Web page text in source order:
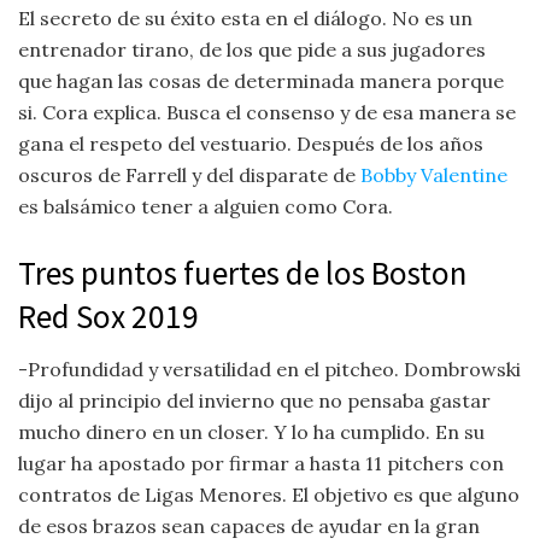
El secreto de su éxito esta en el diálogo. No es un
entrenador tirano, de los que pide a sus jugadores
que hagan las cosas de determinada manera porque
si. Cora explica. Busca el consenso y de esa manera se
gana el respeto del vestuario. Después de los años
oscuros de Farrell y del disparate de Bobby Valentine
es balsámico tener a alguien como Cora.
Tres puntos fuertes de los Boston
Red Sox 2019
-Profundidad y versatilidad en el pitcheo. Dombrowski
dijo al principio del invierno que no pensaba gastar
mucho dinero en un closer. Y lo ha cumplido. En su
lugar ha apostado por firmar a hasta 11 pitchers con
contratos de Ligas Menores. El objetivo es que alguno
de esos brazos sean capaces de ayudar en la gran